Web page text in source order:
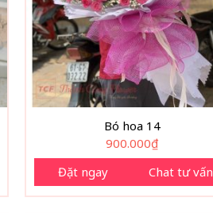
Bó hoa 14
900.000₫
Đặt ngay
Chat tư vấn